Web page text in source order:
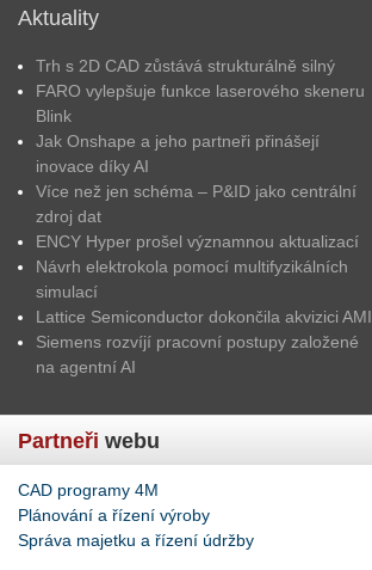
Aktuality
Trh s 2D CAD zůstává strukturálně silný
FARO vylepšuje funkce laserového skeneru
Blink
Jak Onshape a jeho partneři přinášejí
inovace díky AI
Více než jen schéma – P&ID jako centrální
zdroj dat
ENCY Hyper prošel významnou aktualizací
Návrh elektrokola pomocí multifyzikálních
simulací
Lattice Semiconductor dokončila akvizici AMI
Siemens rozvíjí pracovní postupy založené
na agentní AI
Partneři webu
CAD programy 4M
Plánování a řízení výroby
Správa majetku a řízení údržby